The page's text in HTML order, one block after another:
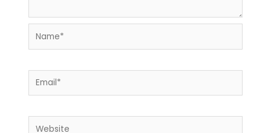
Name*
Email*
Website